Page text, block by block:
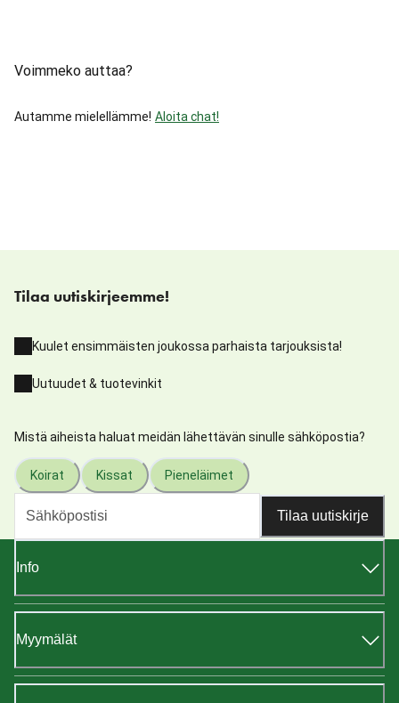
Voimmeko auttaa?
Autamme mielellämme! Aloita chat!
Tilaa uutiskirjeemme!
Kuulet ensimmäisten joukossa parhaista tarjouksista!
Uutuudet & tuotevinkit
Mistä aiheista haluat meidän lähettävän sinulle sähköpostia?
Koirat Kissat Pieneläimet
Tilaa uutiskirje
Info
Myymälät